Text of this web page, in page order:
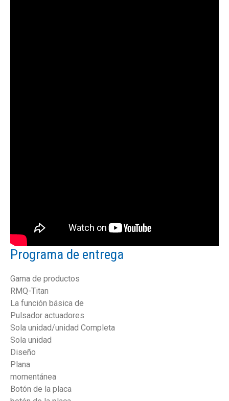
Programa de entrega
Gama de productos
RMQ-Titan
La función básica de
Pulsador actuadores
Sola unidad/unidad Completa
Sola unidad
Diseño
Plana
momentánea
Botón de la placa